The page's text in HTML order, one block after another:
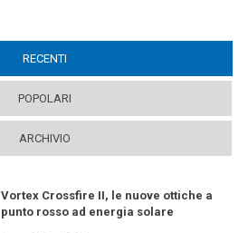
RECENTI
POPOLARI
ARCHIVIO
Vortex Crossfire II, le nuove ottiche a
punto rosso ad energia solare